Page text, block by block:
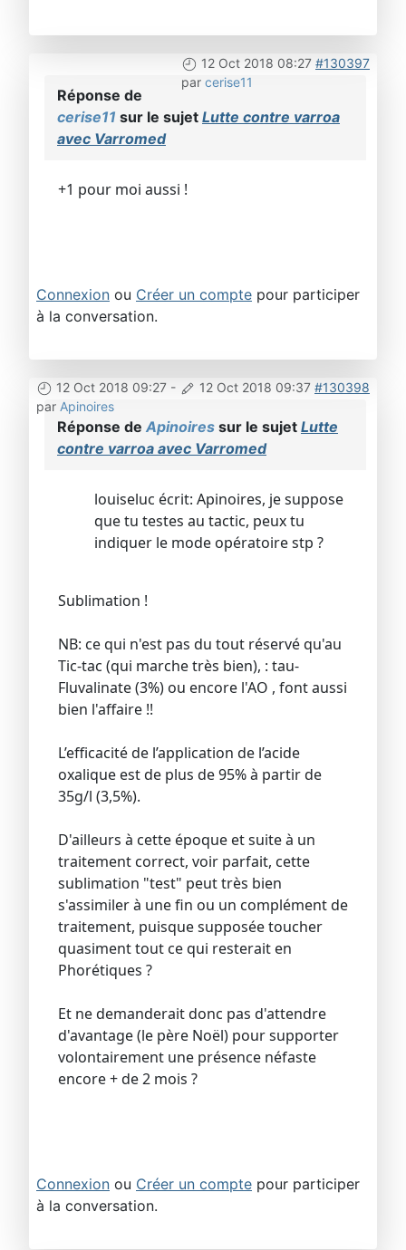
12 Oct 2018 08:27 #130397
par cerise11
Réponse de
cerise11 sur le sujet Lutte contre varroa
avec Varromed
+1 pour moi aussi !
Connexion ou Créer un compte pour participer
à la conversation.
12 Oct 2018 09:27 - 12 Oct 2018 09:37 #130398
par Apinoires
Réponse de Apinoires sur le sujet Lutte
contre varroa avec Varromed
louiseluc écrit: Apinoires, je suppose
que tu testes au tactic, peux tu
indiquer le mode opératoire stp ?
Sublimation !
NB: ce qui n'est pas du tout réservé qu'au
Tic-tac (qui marche très bien), : tau-
Fluvalinate‎ (3%) ou encore l'AO , font aussi
bien l'affaire !!
L’efficacité de l’application de l’acide
oxalique est de plus de 95% à partir de
35g/l (3,5%).
D'ailleurs à cette époque et suite à un
traitement correct, voir parfait, cette
sublimation "test" peut très bien
s'assimiler à une fin ou un complément de
traitement, puisque supposée toucher
quasiment tout ce qui resterait en
Phorétiques ?
Et ne demanderait donc pas d'attendre
d'avantage (le père Noël) pour supporter
volontairement une présence néfaste
encore + de 2 mois ?
Connexion ou Créer un compte pour participer
à la conversation.